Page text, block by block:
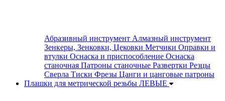
Абразивный инструмент Алмазный инструмент
Зенкеры, Зенковки, Цековки Метчики Оправки и
втулки Оснаска и приспособление Оснаска
станочная Патроны станочные Развертки Резцы
Сверла Тиски Фрезы Цанги и цанговые патроны
Плашки для метрической резьбы ЛЕВЫЕ